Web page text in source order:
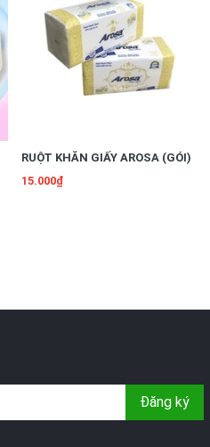
RUỘT KHĂN GIẤY AROSA (GÓI)
15.000₫
Đăng ký